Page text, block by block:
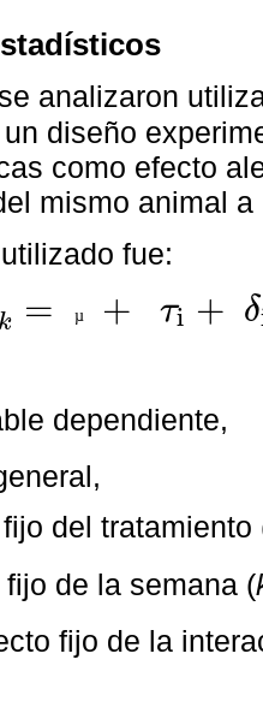
analizaron
diseño
como efecto
mismo animal
fue:
= µ + τi + δ
+ τi+ + k + ( k + jk
dependiente,
del tratamiento
de la semana (
fijo de la